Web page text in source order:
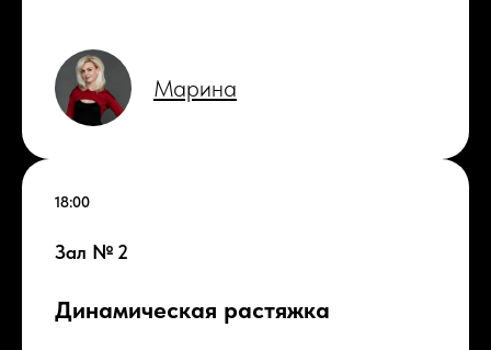
Марина
18:00
Зал № 2
Динамическая растяжка